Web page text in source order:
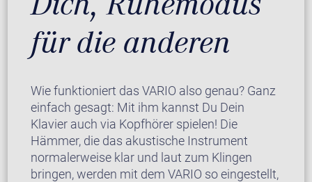
für die anderen
Wie funktioniert das VARIO also genau? Ganz
einfach gesagt: Mit ihm kannst Du Dein
Klavier auch via Kopfhörer spielen! Die
Hämmer, die das akustische Instrument
normalerweise klar und laut zum Klingen
bringen, werden mit dem VARIO so eingestellt,